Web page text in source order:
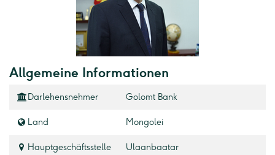
Allgemeine Informationen
Darlehensnehmer Golomt Bank
Land Mongolei
Hauptgeschäftsstelle Ulaanbaatar